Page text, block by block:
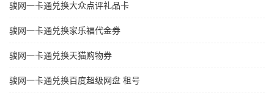
骏网一卡通兑换大众点评礼品卡
骏网一卡通兑换家乐福代金券
骏网一卡通兑换天猫购物券
骏网一卡通兑换百度超级网盘 租号